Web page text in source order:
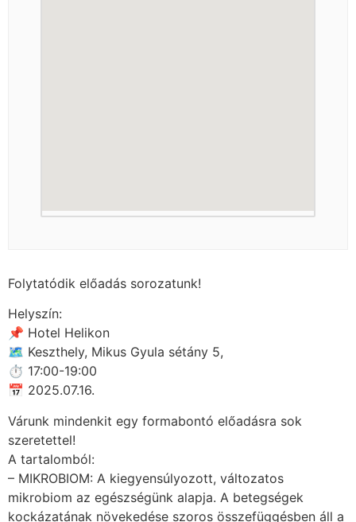
Folytatódik előadás sorozatunk!
Helyszín:
📌 Hotel Helikon
🗺 Keszthely, Mikus Gyula sétány 5,
⏱ 17:00-19:00
📅 2025.07.16.
Várunk mindenkit egy formabontó előadásra sok
szeretettel!
A tartalomból:
– MIKROBIOM: A kiegyensúlyozott, változatos
mikrobiom az egészségünk alapja. A betegségek
kockázatának növekedése szoros összefüggésben áll a